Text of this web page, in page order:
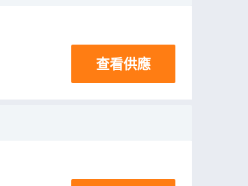
查看供應